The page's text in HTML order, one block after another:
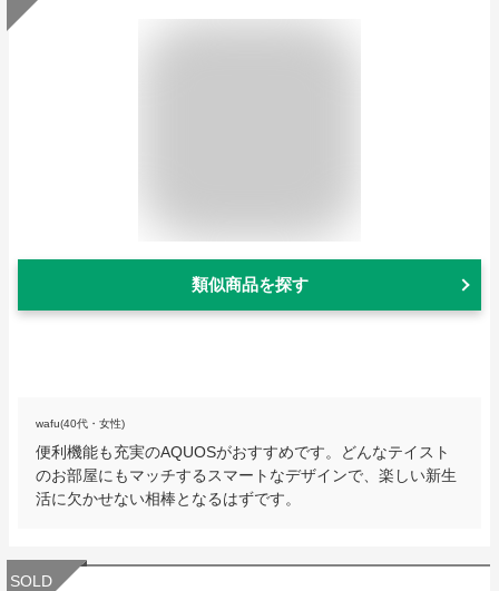
類似商品を探す
wafu(40代・女性)
便利機能も充実のAQUOSがおすすめです。どんなテイスト
のお部屋にもマッチするスマートなデザインで、楽しい新生
活に欠かせない相棒となるはずです。
SOLD